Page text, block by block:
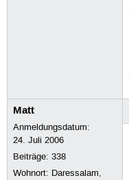
Matt
Anmeldungsdatum:
24. Juli 2006
Beiträge:338
Wohnort: Daressalam,